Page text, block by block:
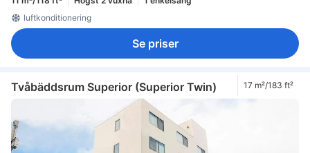
luftkonditionering
Se priser
Tvåbäddsrum Superior (Superior Twin) 17 m²/183 ft²